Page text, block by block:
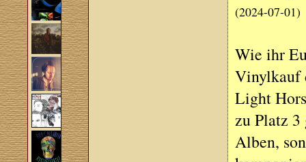
(2024-07-01)
Wie ihr
Vinylkauf
Light
zu Platz 3
Alben,